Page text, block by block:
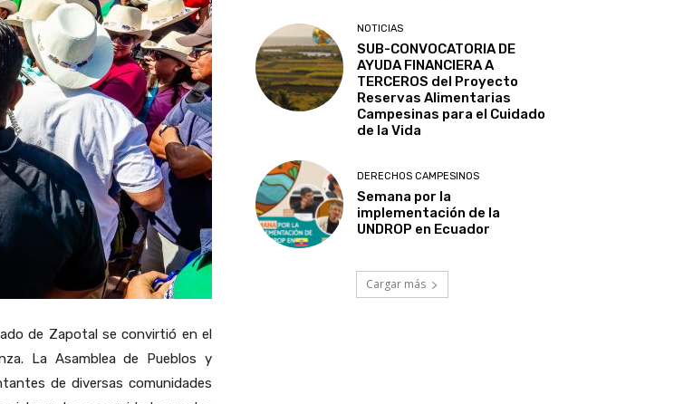
de Zapotal se convirtió en el
La Asamblea de Pueblos y
de diversas comunidades
NOTICIAS
SUB-CONVOCATORIA DE
AYUDA FINANCIERA A
TERCEROS del Proyecto
Reservas Alimentarias
Campesinas para el Cuidado
de la Vida
DERECHOS CAMPESINOS
Semana por la
implementación de la
UNDROP en Ecuador
Cargar más